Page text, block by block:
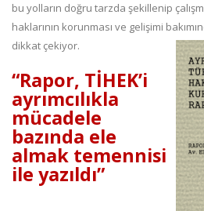
bu yolların doğru tarzda şekillenip
haklarının korunması ve gelişimi
dikkat çekiyor.
“Rapor, TİHEK’i
ayrımcılıkla
mücadele
bazında ele
almak temennisi
ile yazıldı”